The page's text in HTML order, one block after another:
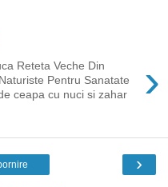
›
Reteta Veche Din
Pentru Sanatate
ceapa cu nuci si zahar
›